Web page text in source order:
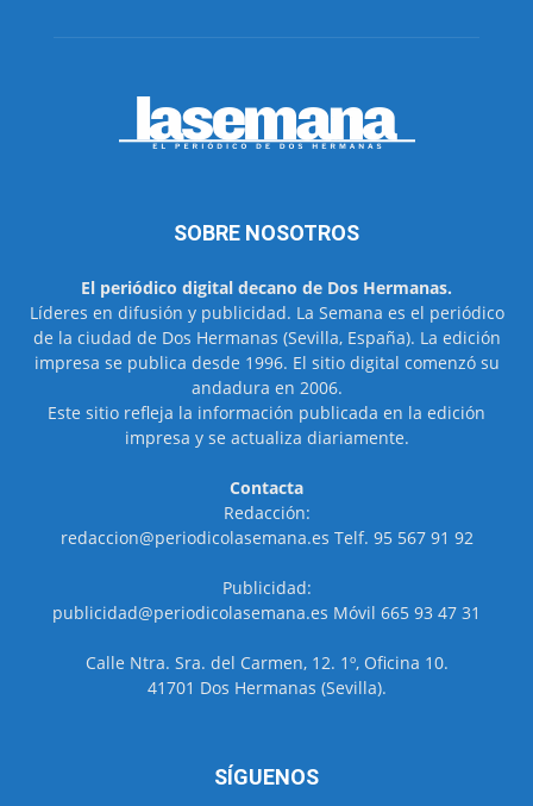
SOBRE NOSOTROS
El periódico digital decano de Dos Hermanas.
Líderes en difusión y publicidad. La Semana es el periódico
de la ciudad de Dos Hermanas (Sevilla, España). La edición
impresa se publica desde 1996. El sitio digital comenzó su
andadura en 2006.
Este sitio refleja la información publicada en la edición
impresa y se actualiza diariamente.
Contacta
Redacción:
redaccion@periodicolasemana.es Telf. 95 567 91 92
Publicidad:
publicidad@periodicolasemana.es Móvil 665 93 47 31
Calle Ntra. Sra. del Carmen, 12. 1º, Oficina 10.
41701 Dos Hermanas (Sevilla).
SÍGUENOS